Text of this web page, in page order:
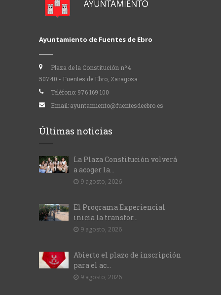
Ayuntamiento de Fuentes de Ebro
Plaza de la Constitución nº4
50740 - Fuentes de Ebro, Zaragoza
Teléfono: 976 169 100
Email: ayuntamiento@fuentesdeebro.es
Últimas noticias
La Plaza Constitución volverá
a acoger la...
9 agosto, 2026
El Programa Experiencial
inicia la transfor...
9 agosto, 2026
Abierto el plazo de inscripción
para el ac...
9 agosto, 2026